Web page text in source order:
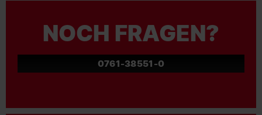
NOCH FRAGEN?
0761-38551-0